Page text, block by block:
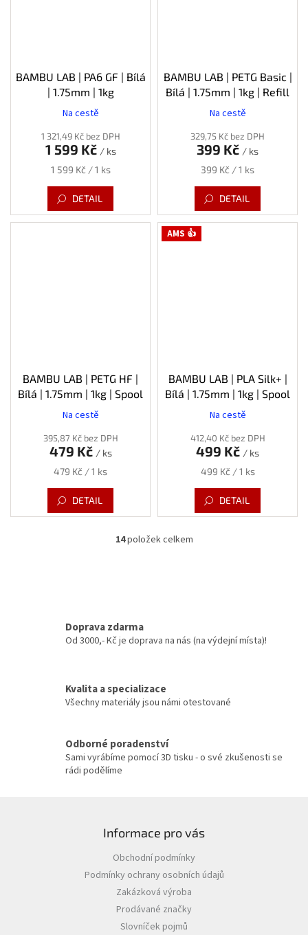
BAMBU LAB | PA6 GF | Bílá
| 1.75mm | 1kg
Na cestě
1 321,49 Kč bez DPH
1 599 Kč / ks
Měrná
1 599 Kč / 1 ks
DETAIL
BAMBU LAB | PETG Basic |
Bílá | 1.75mm | 1kg | Refill
Na cestě
329,75 Kč bez DPH
399 Kč / ks
Měrná
399 Kč / 1 ks
DETAIL
BAMBU LAB | PETG HF |
Bílá | 1.75mm | 1kg | Spool
Na cestě
395,87 Kč bez DPH
479 Kč / ks
Měrná
479 Kč / 1 ks
DETAIL
AMS 👍
BAMBU LAB | PLA Silk+ |
Bílá | 1.75mm | 1kg | Spool
Na cestě
412,40 Kč bez DPH
499 Kč / ks
Měrná
499 Kč / 1 ks
DETAIL
O
í
k
y
p
i
14položek celkem
Doprava zdarma
Od 3000,- Kč je doprava na nás (na výdejní místa)!
Kvalita a specializace
Všechny materiály jsou námi otestované
Odborné poradenství
Sami vyrábíme pomocí 3D tisku - o své zkušenosti se
rádi podělíme
Informace pro vás
Obchodní podmínky
Podmínky ochrany osobních údajů
Zakázková výroba
Prodávané značky
Slovníček pojmů